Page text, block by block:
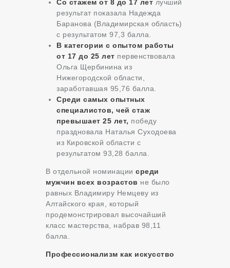
Со стажем от 8 до 17 лет лучший
результат показала Надежда
Баранова (Владимирская область)
с результатом 97,3 балла.
В категории с опытом работы
от 17 до 25 лет первенствовала
Ольга Щербинина из
Нижегородской области,
заработавшая 95,76 балла.
Среди самых опытных
специалистов, чей стаж
превышает 25 лет, победу
праздновала Наталья Суходоева
из Кировской области с
результатом 93,28 балла.
В отдельной номинации среди
мужчин всех возрастов не было
равных Владимиру Немцеву из
Алтайского края, который
продемонстрировал высочайший
класс мастерства, набрав 98,11
балла.
Профессионализм как искусство